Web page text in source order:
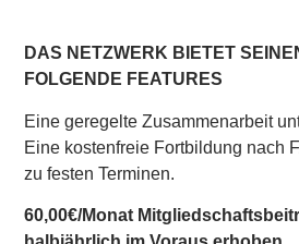
DAS NETZWERK BIETET
FOLGENDE FEATURES
Eine geregelte Zusammenarbeit
Eine kostenfreie Fortbildung nach
zu festen Terminen.
60,00€/Monat